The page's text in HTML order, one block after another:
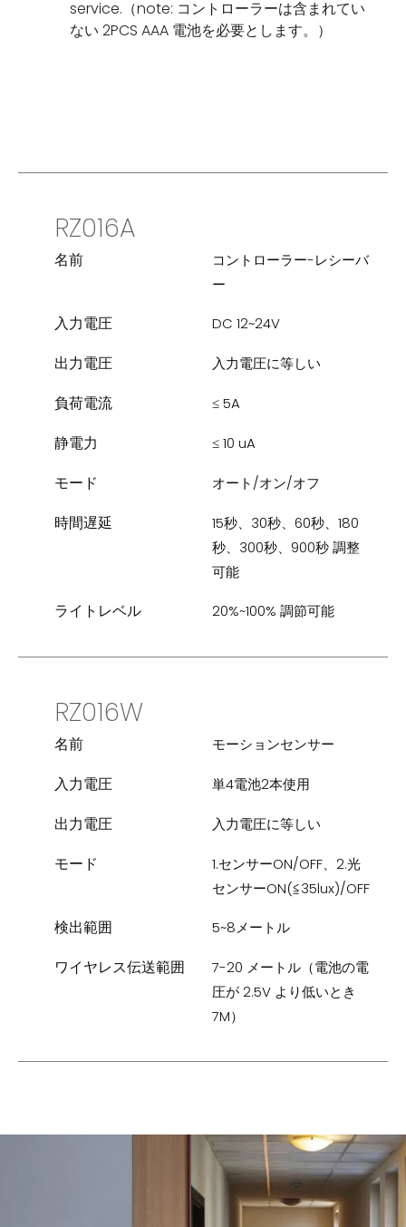
service.（note: コントローラーは含まれてい
ない 2PCS AAA 電池を必要とします。）
RZ016A
名前
コントローラー-レシーバ
ー
入力電圧 DC 12~24V
出力電圧 入力電圧に等しい
負荷電流 ≤ 5A
静電力 ≤ 10 uA
モード オート/オン/オフ
時間遅延
15秒、30秒、60秒、180
秒、300秒、900秒 調整
可能
ライトレベル 20%~100% 調節可能
RZ016W
名前 モーションセンサー
入力電圧 単4電池2本使用
出力電圧 入力電圧に等しい
モード
1.センサーON/OFF、2.光
センサーON(≦35lux)/OFF
検出範囲 5~8メートル
ワイヤレス伝送範囲
7-20 メートル（電池の電
圧が 2.5V より低いとき
7M）